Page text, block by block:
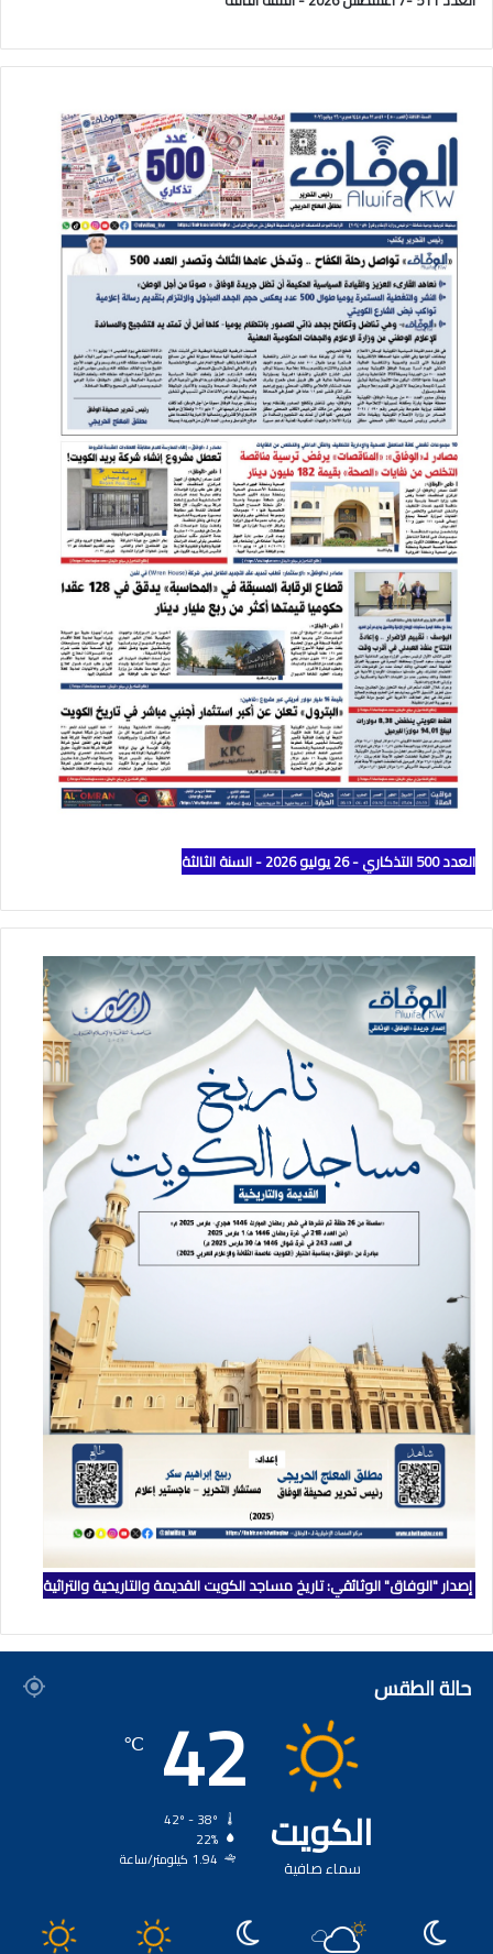
العدد 500 التذكاري - 26 يوليو 2026 - السنة الثالثة
إصدار "الوفاق" الوثائقي: تاريخ مساجد الكويت القديمة والتاريخية والتراثية
حالة الطقس
الكويت
سماء صافية
42
℃
22%
1.94 كيلومتر/ساعة